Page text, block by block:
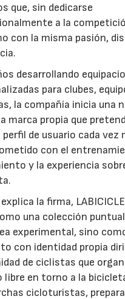
que, sin dedicarse
a la
con la misma pasión,
desarrollando
para clubes,
la compañía inicia una
marca propia que
perfil de usuario cada vez
con el
y la experiencia
la firma,
una colección
experimental, sino
con identidad propia
de ciclistas que
libre en torno a la
cicloturistas,